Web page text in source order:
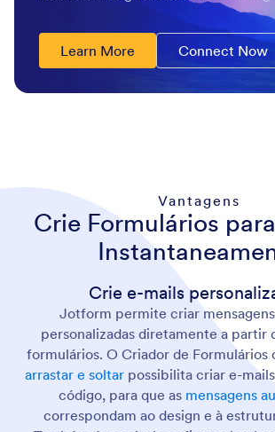
Learn More Connect Now
Vantagens
Crie Formulários
Crie e-mails
Jotform permite criar
personalizadas diretamente a partir
formulários. O Criador de Formulários
arrastar e soltarpossibilita criar e-
código, para que as mensagens
correspondam ao design e à